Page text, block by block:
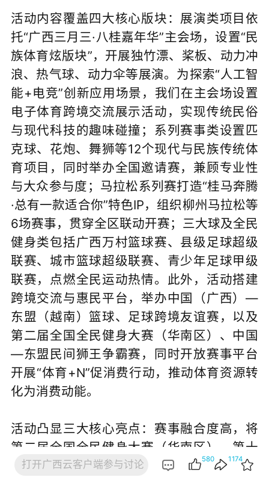
活动内容覆盖四大核心版块：展演类项目依
托“广西三月三·八桂嘉年华”主会场，设置“民
族体育炫版块”，开展独竹漂、桨板、动力冲
浪、热气球、动力伞等展演。为探索“人工智
能+电竞”创新应用场景，我们在主会场设置
电子体育跨境交流展示活动，实现传统民俗
与现代科技的趣味碰撞；系列赛事类设置匹
克球、花炮、舞狮等12个现代与民族传统体
育项目，同时举办全国邀请赛，兼顾专业性
与大众参与度；马拉松系列赛打造“桂马奔腾
·总有一款适合你”特色IP，组织柳州马拉松等
6场赛事，贯穿全区联动开赛；三大球及全民
健身类包括广西万村篮球赛、县级足球超级
联赛、城市篮球超级联赛、青少年足球甲级
联赛，点燃全民运动热情。此外，活动搭建
跨境交流与惠民平台，举办中国（广西）—
东盟（越南）篮球、足球跨境友谊赛，以及
第二届全国全民健身大赛（华南区）、中国
—东盟民间狮王争霸赛，同时开放赛事平台
开展“体育+N”促消费行动，推动体育资源转
化为消费动能。
活动凸显三大核心亮点：赛事融合度高，将
第二届全国全民健身大赛（华南区）、第十
六届全区运动会群众比赛与本次系列活动统
打开广西云客户端参与讨论 580 1174